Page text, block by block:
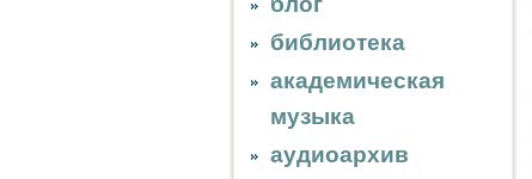
библиотека
академическая
музыка
аудиоархив